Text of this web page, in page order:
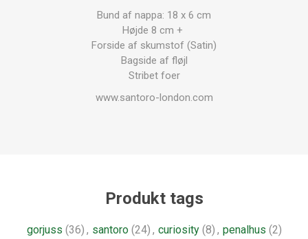
Bund af nappa: 18 x 6 cm
Højde 8 cm +
Forside af skumstof (Satin)
Bagside af fløjl
Stribet foer
www.santoro-london.com
Produkt tags
gorjuss (36) , santoro (24) , curiosity (8) , penalhus (2)